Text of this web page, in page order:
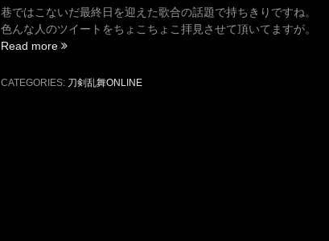
巷ではこないだ最終日を迎えた歌合の話題で持ちきりですね。
色んな人のツイートをちょこちょこ拝見させて頂いてますが。
Read more “二
前
CATEGORIES: 刀剣乱舞ONLINE